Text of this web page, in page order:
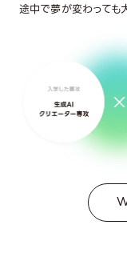
途中で夢が変わっても